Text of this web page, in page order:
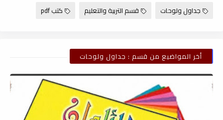
جداول ولوحات قسم التربية والتعليم كتب pdf
أخر المواضيع من قسم : جداول ولوحات